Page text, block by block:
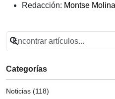
Redacción: Montse Molina
search
Categorías
Noticias (118)